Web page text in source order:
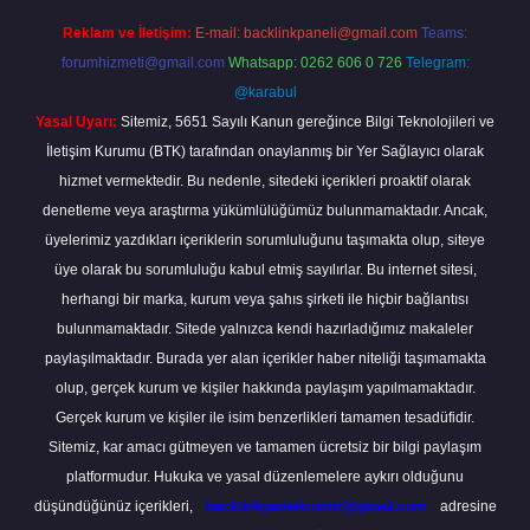
Reklam ve İletişim: E-mail: backlinkpaneli@gmail.com Teams:
forumhizmeti@gmail.com Whatsapp: 0262 606 0 726 Telegram:
@karabul
Yasal Uyarı: Sitemiz, 5651 Sayılı Kanun gereğince Bilgi Teknolojileri ve
İletişim Kurumu (BTK) tarafından onaylanmış bir Yer Sağlayıcı olarak
hizmet vermektedir. Bu nedenle, sitedeki içerikleri proaktif olarak
denetleme veya araştırma yükümlülüğümüz bulunmamaktadır. Ancak,
üyelerimiz yazdıkları içeriklerin sorumluluğunu taşımakta olup, siteye
üye olarak bu sorumluluğu kabul etmiş sayılırlar. Bu internet sitesi,
herhangi bir marka, kurum veya şahıs şirketi ile hiçbir bağlantısı
bulunmamaktadır. Sitede yalnızca kendi hazırladığımız makaleler
paylaşılmaktadır. Burada yer alan içerikler haber niteliği taşımamakta
olup, gerçek kurum ve kişiler hakkında paylaşım yapılmamaktadır.
Gerçek kurum ve kişiler ile isim benzerlikleri tamamen tesadüfidir.
Sitemiz, kar amacı gütmeyen ve tamamen ücretsiz bir bilgi paylaşım
platformudur. Hukuka ve yasal düzenlemelere aykırı olduğunu
düşündüğünüz içerikleri,
backlinkpanelicomtr@gmail.com
adresine